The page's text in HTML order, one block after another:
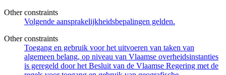
Other constraints
Volgende aansprakelijkheidsbepalingen gelden.
Other constraints
Toegang en gebruik voor het uitvoeren van taken van
algemeen belang, op niveau van Vlaamse overheidsinstanties
is geregeld door het Besluit van de Vlaamse Regering met de